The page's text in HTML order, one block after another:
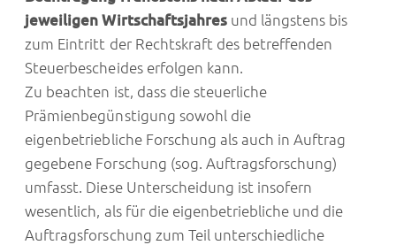
jeweiligen Wirtschaftsjahresund längstens bis
zum Eintritt der Rechtskraft des betreffenden
Steuerbescheides erfolgen kann.
Zu beachten ist, dass die steuerliche
Prämienbegünstigung sowohl die
eigenbetriebliche Forschung als auch in Auftrag
gegebene Forschung (sog. Auftragsforschung)
umfasst. Diese Unterscheidung ist insofern
wesentlich, als für die eigenbetriebliche und die
Auftragsforschung zum Teil unterschiedliche